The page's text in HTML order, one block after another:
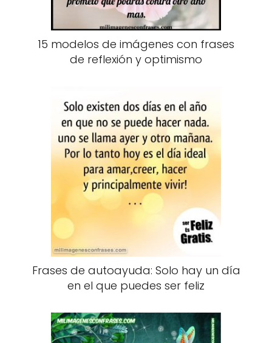
15 modelos de imágenes con frases
de reflexión y optimismo
Frases de autoayuda: Solo hay un día
en el que puedes ser feliz